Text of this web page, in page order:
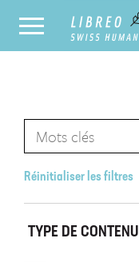
Réinitialiser les filtres
TYPE DE CONTENU